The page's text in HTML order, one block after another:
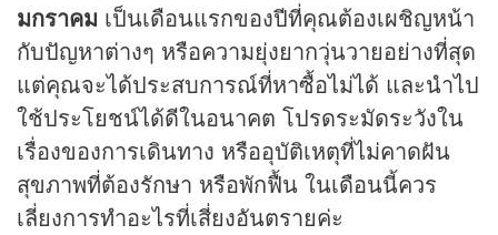
มกราคม เป็นเดือนแรกของปีที่คุณต้องเผชิญหน้า
กับปัญหาต่างๆ หรือความยุ่งยากวุ่นวายอย่างที่สุด
แต่คุณจะได้ประสบการณ์ที่หาซื้อไม่ได้ และนำไป
ใช้ประโยชน์ได้ดีในอนาคต โปรดระมัดระวังใน
เรื่องของการเดินทาง หรืออุบัติเหตุที่ไม่คาดฝัน
สุขภาพที่ต้องรักษา หรือพักฟื้น ในเดือนนี้ควร
เลี่ยงการทำอะไรที่เสี่ยงอันตรายค่ะ